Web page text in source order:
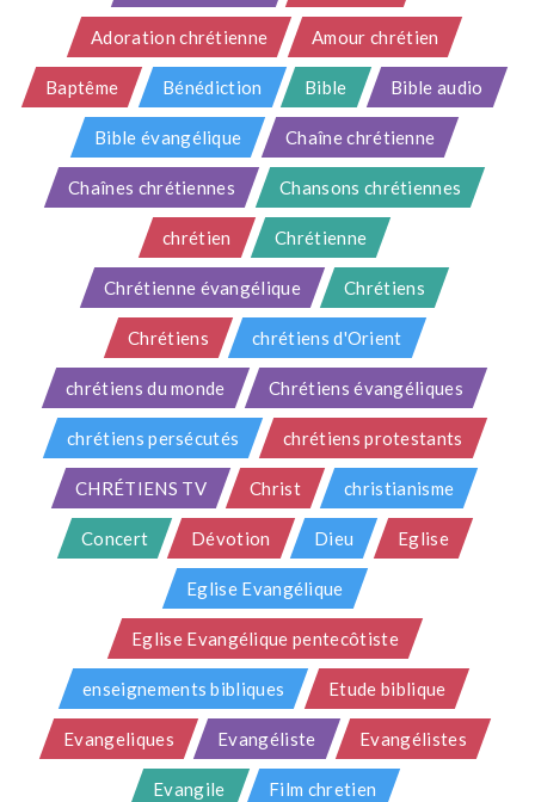
Adoration chrétienne Amour chrétien
Baptême Bénédiction Bible Bible audio
Bible évangélique Chaîne chrétienne
Chaînes chrétiennes Chansons chrétiennes
chrétien Chrétienne
Chrétienne évangélique Chrétiens
Chrétiens chrétiens d'Orient
chrétiens du monde Chrétiens évangéliques
chrétiens persécutés chrétiens protestants
CHRÉTIENS TV Christ christianisme
Concert Dévotion Dieu Eglise
Eglise Evangélique
Eglise Evangélique pentecôtiste
enseignements bibliques Etude biblique
Evangeliques Evangéliste Evangélistes
Evangile Film chretien